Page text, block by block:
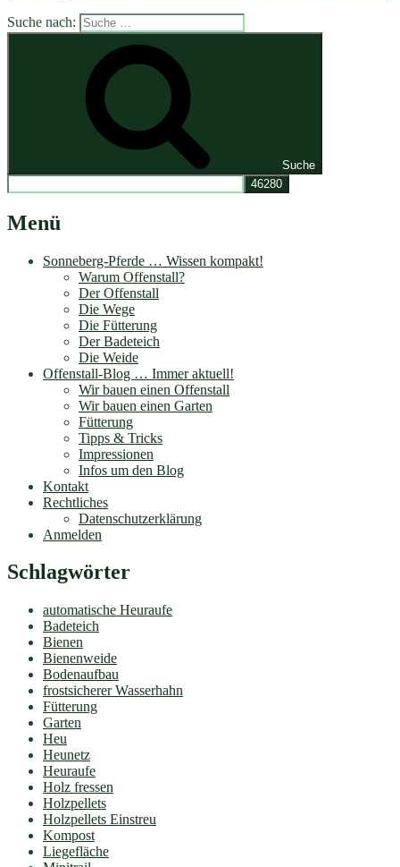
Suche nach:
Suche
Menü
Sonneberg-Pferde … Wissen kompakt!
Warum Offenstall?
Der Offenstall
Die Wege
Die Fütterung
Der Badeteich
Die Weide
Offenstall-Blog … Immer aktuell!
Wir bauen einen Offenstall
Wir bauen einen Garten
Fütterung
Tipps & Tricks
Impressionen
Infos um den Blog
Kontakt
Rechtliches
Datenschutzerklärung
Anmelden
Schlagwörter
automatische Heuraufe
Badeteich
Bienen
Bienenweide
Bodenaufbau
frostsicherer Wasserhahn
Fütterung
Garten
Heu
Heunetz
Heuraufe
Holz fressen
Holzpellets
Holzpellets Einstreu
Kompost
Liegefläche